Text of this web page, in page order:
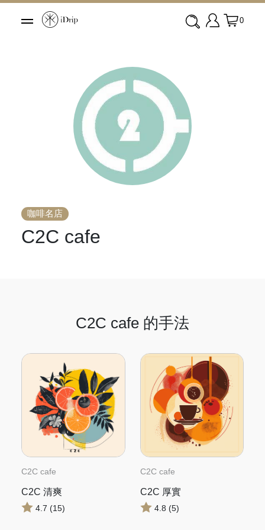
0
咖啡名店
C2C cafe
C2C cafe 的手法
C2C cafe
C2C 清爽
4.7 (15)
C2C cafe
C2C 厚實
4.8 (5)